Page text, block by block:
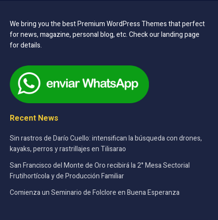
We bring you the best Premium WordPress Themes that perfect
for news, magazine, personal blog, etc. Check our landing page
for details.
Recent News
Sin rastros de Darío Cuello: intensifican la búsqueda con drones,
kayaks, perros y rastrillajes en Tilisarao
San Francisco del Monte de Oro recibirá la 2° Mesa Sectorial
Frutihortícola y de Producción Familiar
Comienza un Seminario de Folclore en Buena Esperanza